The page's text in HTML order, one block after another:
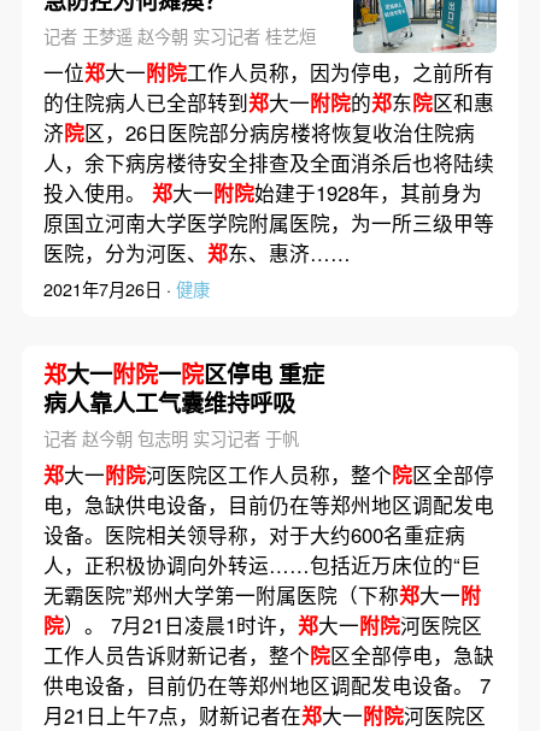
记者 王梦遥 赵今朝 实习记者 桂艺烜
一位郑大一附院工作人员称，因为停电，之前所有
的住院病人已全部转到郑大一附院的郑东院区和惠
济院区，26日医院部分病房楼将恢复收治住院病
人，余下病房楼待安全排查及全面消杀后也将陆续
投入使用。 郑大一附院始建于1928年，其前身为
原国立河南大学医学院附属医院，为一所三级甲等
医院，分为河医、 郑东、惠济……
2021年7月26日 · 健康
郑大一附院一院区停电 重症
病人靠人工气囊维持呼吸
记者 赵今朝 包志明 实习记者 于帆
郑大一附院河医院区工作人员称，整个院区全部停
电，急缺供电设备，目前仍在等郑州地区调配发电
设备。医院相关领导称，对于大约600名重症病
人，正积极协调向外转运……包括近万床位的“巨
无霸医院”郑州大学第一附属医院（下称郑大一附
院）。 7月21日凌晨1时许， 郑大一附院河医院区
工作人员告诉财新记者，整个院区全部停电，急缺
供电设备，目前仍在等郑州地区调配发电设备。 7
月21日上午7点，财新记者在郑大一附院河医院区